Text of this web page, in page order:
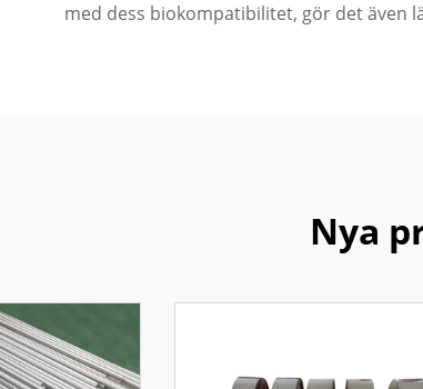
med dess biokompatibilitet, gör det även
Nya